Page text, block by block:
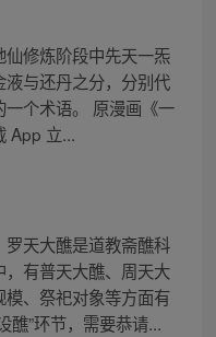
修炼阶段中先天一炁
与还丹之分，分别代
个术语。 原漫画《一
App 立...
天大醮是道教斋醮科
有普天大醮、周天大
、祭祀对象等方面有
醮”环节，需要恭请...